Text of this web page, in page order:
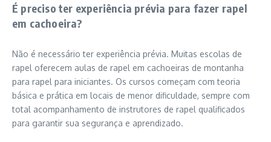
É preciso ter experiência prévia para fazer rapel
em cachoeira?
Não é necessário ter experiência prévia. Muitas escolas de
rapel oferecem aulas de rapel em cachoeiras de montanha
para rapel para iniciantes. Os cursos começam com teoria
básica e prática em locais de menor dificuldade, sempre com
total acompanhamento de instrutores de rapel qualificados
para garantir sua segurança e aprendizado.